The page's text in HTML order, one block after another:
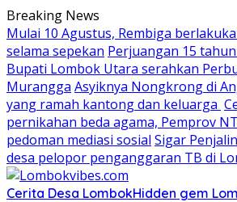
Skip
to
content
Breaking News
Mulai 10 Agustus, Rembiga
selama sepekan Perjuangan 15
Bupati Lombok Utara serahkan
Murangga Asyiknya Nongkrong di
yang ramah kantong dan keluarga
pernikahan beda agama, Pemprov
pedoman mediasi sosial Sigar
desa pelopor penganggaran TB di
Cerita Desa LombokHidden gem